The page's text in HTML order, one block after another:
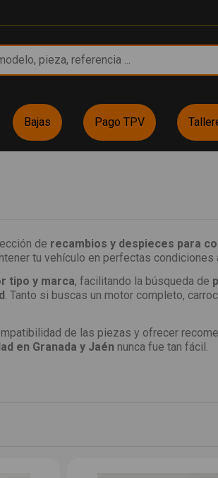
Bajas Pago TPV
de recambios y despieces para
tu vehículo en perfectas condiciones
tipo y marca, facilitando la búsqueda de
. Tanto si buscas un motor completo,
de las piezas y ofrecer
en Granada y Jaén nunca fue tan fácil.